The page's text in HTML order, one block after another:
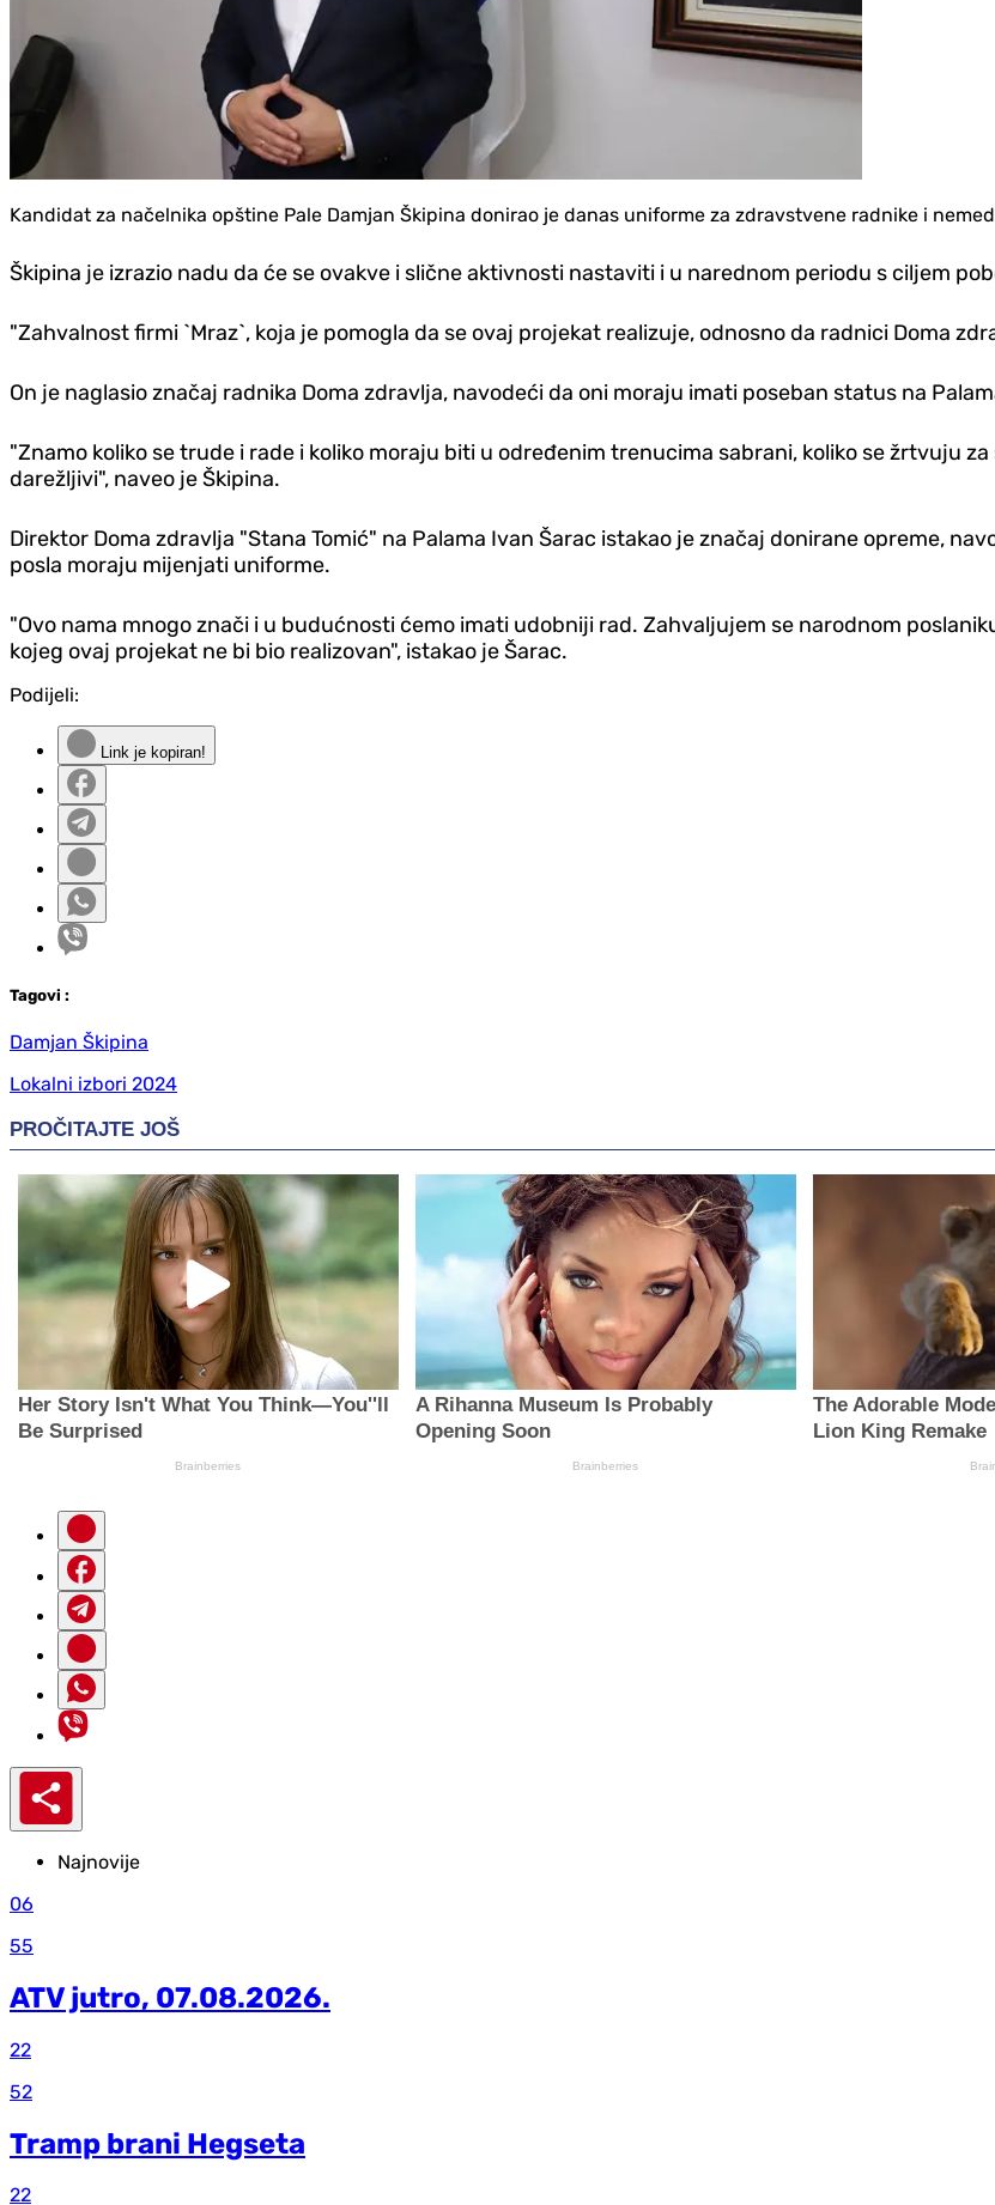
Kandidat za načelnika opštine Pale Damjan Škipina donirao je danas uniforme za zdravstvene radnike i
Škipina je izrazio nadu da će se ovakve i slične aktivnosti nastaviti i u narednom periodu s ciljem
"Zahvalnost firmi `Mraz`, koja je pomogla da se ovaj projekat realizuje, odnosno da radnici Doma
On je naglasio značaj radnika Doma zdravlja, navodeći da oni moraju imati poseban status na
"Znamo koliko se trude i rade i koliko moraju biti u određenim trenucima sabrani, koliko se žrtvuju
darežljivi", naveo je Škipina.
Direktor Doma zdravlja "Stana Tomić" na Palama Ivan Šarac istakao je značaj donirane opreme,
posla moraju mijenjati uniforme.
"Ovo nama mnogo znači i u budućnosti ćemo imati udobniji rad. Zahvaljujem se narodnom
kojeg ovaj projekat ne bi bio realizovan", istakao je Šarac.
Podijeli:
Link je kopiran!
Tagovi :
Damjan Škipina
Lokalni izbori 2024
Najnovije
06
55
ATV jutro, 07.08.2026.
22
52
Tramp brani Hegseta
22